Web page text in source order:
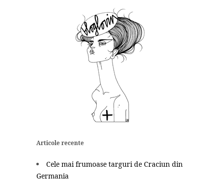
Articole recente
Cele mai frumoase targuri de Craciun din
Germania